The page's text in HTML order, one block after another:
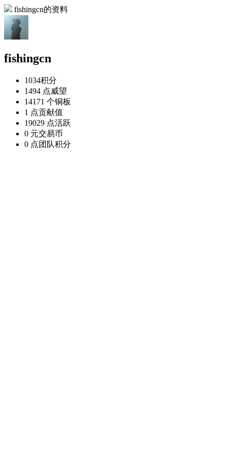
fishingcn的资料
fishingcn
1034积分
1494 点威望
14171 个铜板
1 点贡献值
19029 点活跃
0 元交易币
0 点团队积分